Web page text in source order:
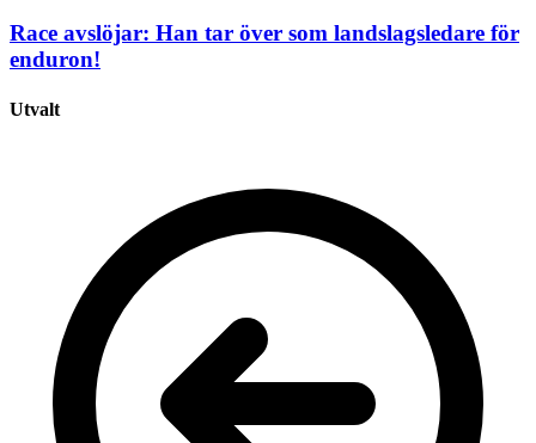
Race avslöjar: Han tar över som landslagsledare för
enduron!
Utvalt